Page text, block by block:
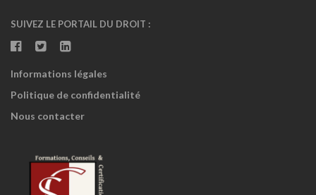
SUIVEZ LE PORTAIL DU DROIT :
Informations légales
Politique de confidentialité
Nous contacter